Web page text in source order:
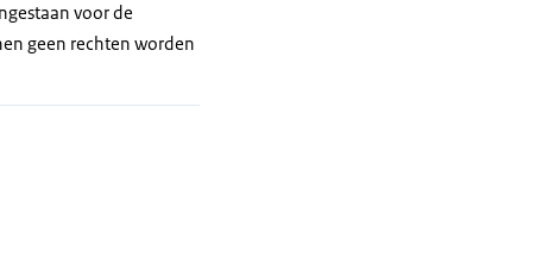
voor de
geen rechten worden